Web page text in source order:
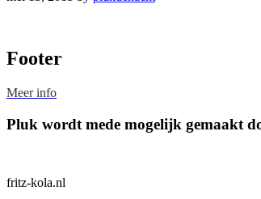
Footer
Meer info
Pluk wordt mede mogelijk gemaakt
fritz-kola.nl